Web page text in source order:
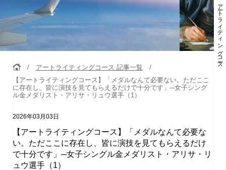
アートライティングコース
アートライティングコース 記事一覧
【アートライティングコース】「メダルなんて必要ない。ただここ
に存在し、皆に演技を見てもらえるだけで十分です」─女子シング
ル金メダリスト・アリサ・リュウ選手（1）
2026年03月03日
【アートライティングコース】「メダルなんて必要な
い。ただここに存在し、皆に演技を見てもらえるだけ
で十分です」─女子シングル金メダリスト・アリサ・リ
ュウ選手（1）